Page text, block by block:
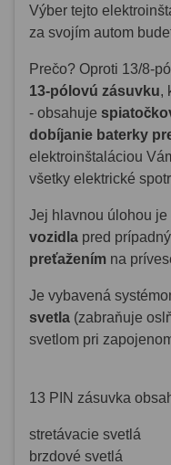
Výber tejto
za svojím autom
Prečo? Oproti 13/8-
13-pólovú zásuvku,
- obsahuje
dobíjanie baterky
elektroinštaláciou
všetky elektrické
Jej hlavnou úlohou je
vozidla pred
preťažením na
Je vybavená
svetla (zabraňuje
svetlom pri
13 PIN zásuvka
stretávacie svetlá
brzdové svetlá